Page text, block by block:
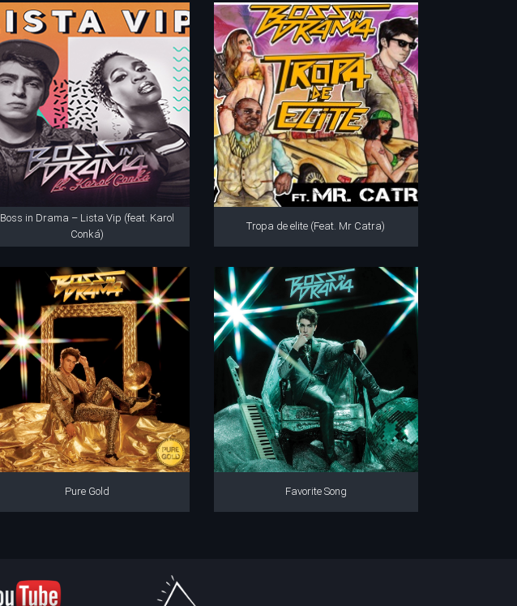
Boss in Drama – Lista Vip (feat. Karol
Conká)
Tropa de elite (Feat. Mr Catra)
Pure Gold Favorite Song